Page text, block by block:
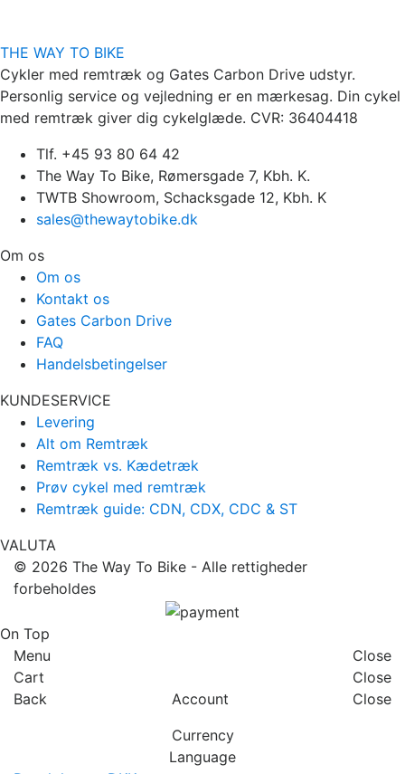
THE WAY TO BIKE
Cykler med remtræk og Gates Carbon Drive udstyr.
Personlig service og vejledning er en mærkesag. Din cykel
med remtræk giver dig cykelglæde. CVR: 36404418
Tlf. +45 93 80 64 42
The Way To Bike, Rømersgade 7, Kbh. K.
TWTB Showroom, Schacksgade 12, Kbh. K
sales@thewaytobike.dk
Om os
Om os
Kontakt os
Gates Carbon Drive
FAQ
Handelsbetingelser
KUNDESERVICE
Levering
Alt om Remtræk
Remtræk vs. Kædetræk
Prøv cykel med remtræk
Remtræk guide: CDN, CDX, CDC & ST
VALUTA
© 2026 The Way To Bike - Alle rettigheder
forbeholdes
On Top
Menu
Close
Cart
Close
Back
Account
Close
Currency
Language